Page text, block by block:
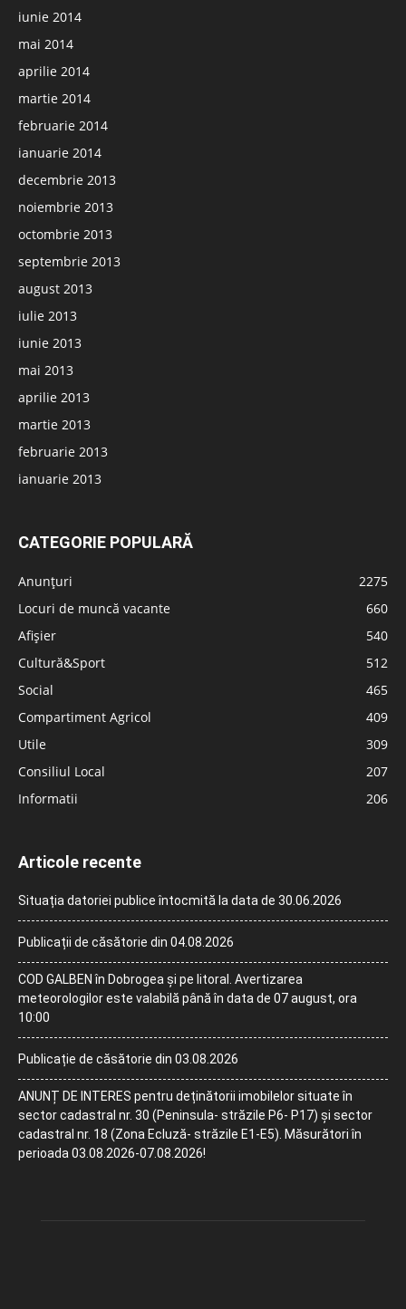
iunie 2014
mai 2014
aprilie 2014
martie 2014
februarie 2014
ianuarie 2014
decembrie 2013
noiembrie 2013
octombrie 2013
septembrie 2013
august 2013
iulie 2013
iunie 2013
mai 2013
aprilie 2013
martie 2013
februarie 2013
ianuarie 2013
CATEGORIE POPULARĂ
Anunțuri
2275
Locuri de muncă vacante
660
Afișier
540
Cultură&Sport
512
Social
465
Compartiment Agricol
409
Utile
309
Consiliul Local
207
Informatii
206
Articole recente
Situația datoriei publice întocmită la data de 30.06.2026
Publicații de căsătorie din 04.08.2026
COD GALBEN în Dobrogea și pe litoral. Avertizarea
meteorologilor este valabilă până în data de 07 august, ora
10:00
Publicație de căsătorie din 03.08.2026
ANUNȚ DE INTERES pentru deținătorii imobilelor situate în
sector cadastral nr. 30 (Peninsula- străzile P6- P17) și sector
cadastral nr. 18 (Zona Ecluză- străzile E1-E5). Măsurători în
perioada 03.08.2026-07.08.2026!